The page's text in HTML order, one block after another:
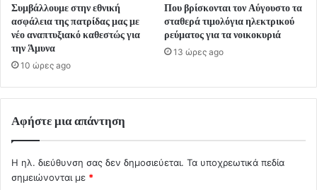
Συμβάλλουμε στην εθνική
ασφάλεια της πατρίδας μας με
νέο αναπτυξιακό καθεστώς για
την Άμυνα
10 ώρες ago
Που βρίσκονται τον Αύγουστο τα
σταθερά τιμολόγια ηλεκτρικού
ρεύματος για τα νοικοκυριά
13 ώρες ago
Αφήστε μια απάντηση
Η ηλ. διεύθυνση σας δεν δημοσιεύεται. Τα υποχρεωτικά πεδία
σημειώνονται με *